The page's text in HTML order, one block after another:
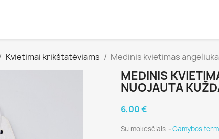
Kvietimai krikštatėviams Medinis kvietimas
MEDINIS
NUOJAUTA
6,00 €
Su mokesčiais Gamybos